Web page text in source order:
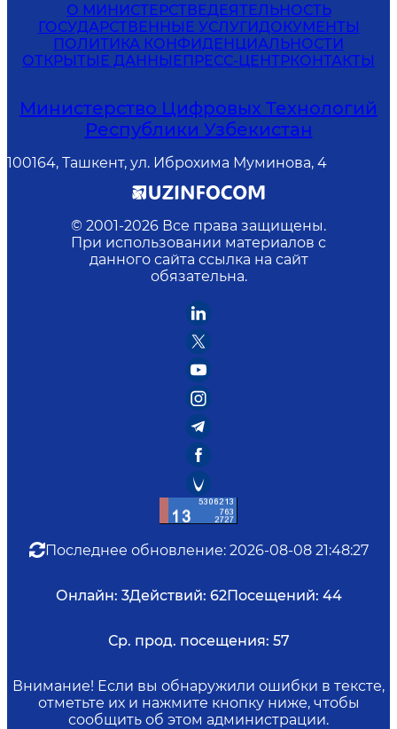
О МИНИСТЕРСТВЕДЕЯТЕЛЬНОСТЬ
ГОСУДАРСТВЕННЫЕ УСЛУГИДОКУМЕНТЫ
ПОЛИТИКА КОНФИДЕНЦИАЛЬНОСТИ
ОТКРЫТЫЕ ДАННЫЕПРЕСС-ЦЕНТРКОНТАКТЫ
Министерство Цифровых Технологий
Республики Узбекистан
100164, Ташкент, ул. Иброхима Муминова, 4
© 2001-2026 Все права защищены.
При использовании материалов с
данного сайта ссылка на сайт
обязательна.
Последнее обновление: 2026-08-08 21:48:27
Онлайн: 3Действий: 62Посещений: 44
Ср. прод. посещения: 57
Внимание! Если вы обнаружили ошибки в тексте,
отметьте их и нажмите кнопку ниже, чтобы
сообщить об этом администрации.